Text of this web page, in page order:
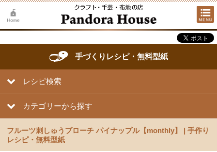
手づくりレシピ・無料型紙
レシピ検索
カテゴリーから探す
フルーツ刺しゅうブローチ パイナップル【monthly】 | 手作り
レシピ・無料型紙